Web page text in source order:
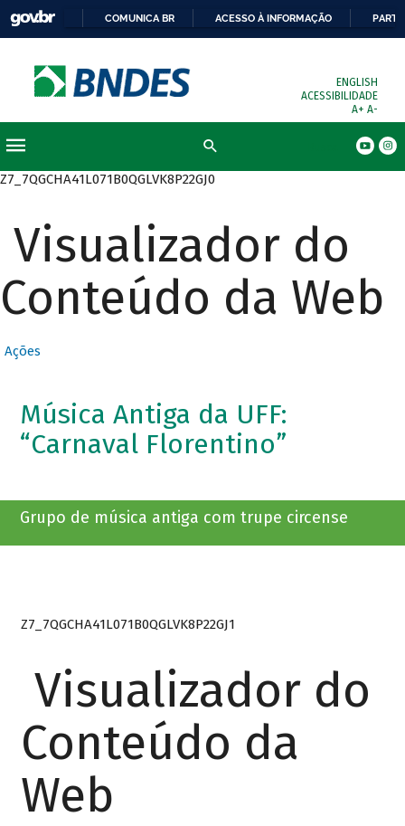
COMUNICA BR ACESSO À INFORMAÇÃO
ENGLISH
ACESSIBILIDADE
A+ A-
Z7_7QGCHA41L071B0QGLVK8P22GJ0
Visualizador do
Conteúdo da Web
Ações
Música Antiga da UFF:
“Carnaval Florentino”
Grupo de música antiga com trupe circense
Z7_7QGCHA41L071B0QGLVK8P22GJ1
Visualizador do
Conteúdo da
Web